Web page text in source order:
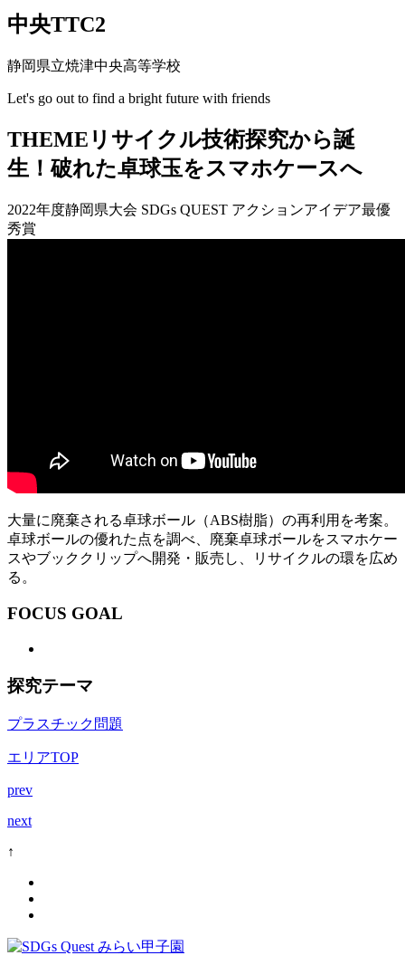
中央TTC2
静岡県立焼津中央高等学校
Let's go out to find a bright future with friends
THEME リサイクル技術探究から誕
生！破れた卓球玉をスマホケースへ
2022年度静岡県大会 SDGs QUEST アクションアイデア最優
秀賞
大量に廃棄される卓球ボール（ABS樹脂）の再利用を考案。
卓球ボールの優れた点を調べ、廃棄卓球ボールをスマホケー
スやブッククリップへ開発・販売し、リサイクルの環を広め
る。
FOCUS GOAL
探究テーマ
プラスチック問題
エリアTOP
prev
next
↑